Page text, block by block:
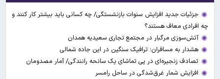
جزئیات جدید افزایش سنوات بازنشستگی/ چه کسانی باید بیشتر کار کنند و
چه افرادی معاف هستند؟
آتش‌سوزی مرگبار در مجتمع تجاری سعیدیه همدان
هشدار به مسافران؛ ترافیک سنگین در این جاده شمالی
تصادف زنجیره‌ای در پی تماشای یک سانحه رانندگی/ آمار مصدومان
افزایش شمار غرق‌شدگی در ساحل رامسر